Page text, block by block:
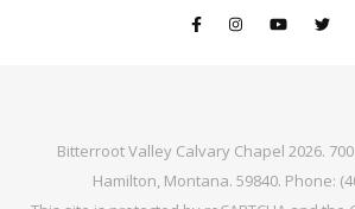
Bitterroot Valley Calvary Chapel 2026.
Hamilton, Montana. 59840. Phone: